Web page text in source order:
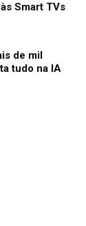
Smart TVs
de mil
tudo na IA